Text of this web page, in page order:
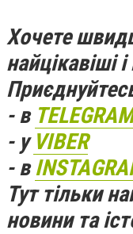
Хочете
найцікавіші
- в TELEGRAM
- у VIBER
- в
Тут тільки
новини та